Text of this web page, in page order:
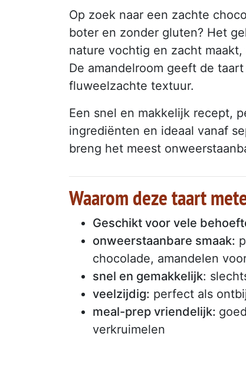
Op zoek naar een zachte
boter en zonder gluten? Het
nature vochtig en zacht
De amandelroom geeft de
fluweelzachte textuur.
Een snel en makkelijk recept,
ingrediënten en ideaal vanaf
breng het meest
Waarom deze taart
Geschikt voor vele
onweerstaanbare smaak:
chocolade, amandelen
snel en gemakkelijk:
veelzijdig: perfect als
meal-prep vriendelijk:
verkruimelen